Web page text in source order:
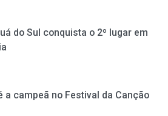
do Sul conquista o 2º lugar em
a campeã no Festival da Canção